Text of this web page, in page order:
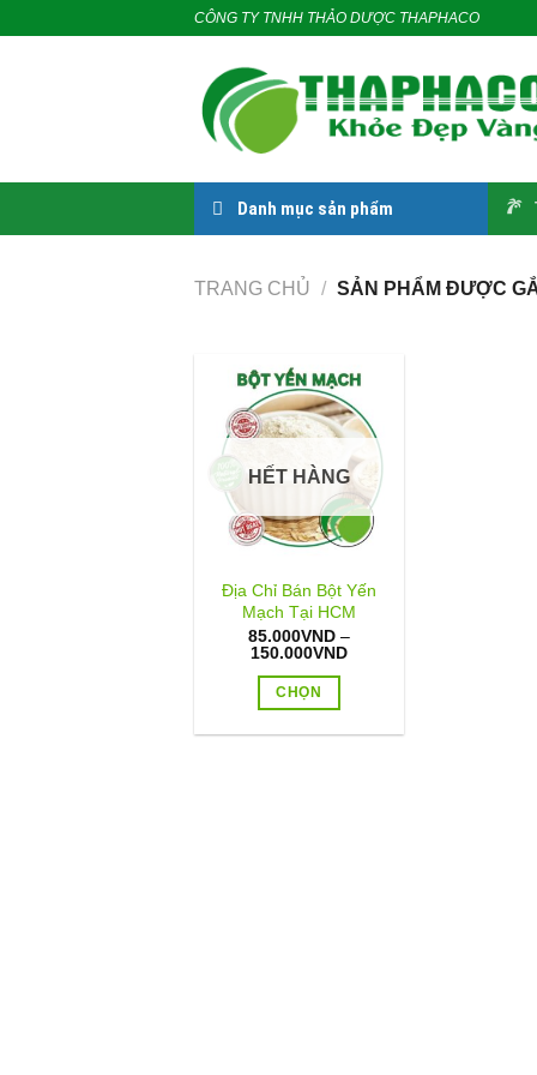
CÔNG TY TNHH THẢO DƯỢC THAPHACO
Danh mục sản phẩm
TRANG CHỦ / SẢN PHẨM ĐƯỢC
HẾT HÀNG
Địa Chỉ Bán Bột Yến
Mạch Tại HCM
85.000VND –
150.000VNDKhoảng
150.000VND
CHỌN